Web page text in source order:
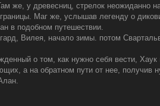
же, у древесниц, стрелок неожиданно
границы. Маг же, услышав легенду о
в подобном путешествии.
Вилея, начало зимы. потом
о том, как нужно себя вести, Хаук
а на обратном пути от нее, получив